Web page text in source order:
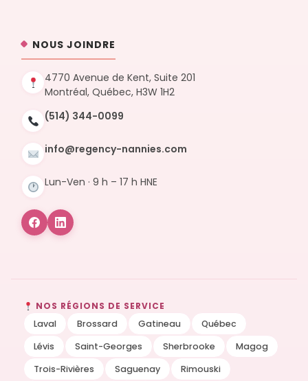
NOUS JOINDRE
4770 Avenue de Kent, Suite 201
Montréal, Québec, H3W 1H2
(514) 344-0099
info@regency-nannies.com
Lun-Ven · 9 h – 17 h HNE
NOS RÉGIONS DE SERVICE
Laval
Brossard Gatineau
Québec
Lévis
Saint-Georges Sherbrooke
Magog
Trois-Rivières
Saguenay Rimouski